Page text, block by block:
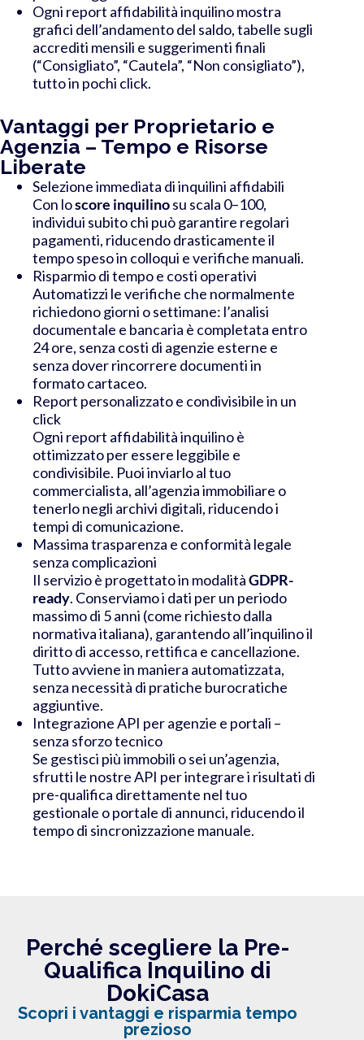
Ogni report affidabilità inquilino mostra
grafici dell’andamento del saldo, tabelle sugli
accrediti mensili e suggerimenti finali
(“Consigliato”, “Cautela”, “Non consigliato”),
tutto in pochi click.
Vantaggi per Proprietario e
Agenzia – Tempo e Risorse
Liberate
Selezione immediata di inquilini affidabili
Con loscore inquilinosu scala 0–100,
individui subito chi può garantire regolari
pagamenti, riducendo drasticamente il
tempo speso in colloqui e verifiche manuali.
Risparmio di tempo e costi operativi
Automatizzi le verifiche che normalmente
richiedono giorni o settimane: l’analisi
documentale e bancaria è completata entro
24 ore, senza costi di agenzie esterne e
senza dover rincorrere documenti in
formato cartaceo.
Report personalizzato e condivisibile in un
click
Ogni report affidabilità inquilino è
ottimizzato per essere leggibile e
condivisibile. Puoi inviarlo al tuo
commercialista, all’agenzia immobiliare o
tenerlo negli archivi digitali, riducendo i
tempi di comunicazione.
Massima trasparenza e conformità legale
senza complicazioni
Il servizio è progettato in modalitàGDPR-
ready. Conserviamo i dati per un periodo
massimo di 5 anni (come richiesto dalla
normativa italiana), garantendo all’inquilino il
diritto di accesso, rettifica e cancellazione.
Tutto avviene in maniera automatizzata,
senza necessità di pratiche burocratiche
aggiuntive.
Integrazione API per agenzie e portali –
senza sforzo tecnico
Se gestisci più immobili o sei un’agenzia,
sfrutti le nostre API per integrare i risultati di
pre-qualifica direttamente nel tuo
gestionale o portale di annunci, riducendo il
tempo di sincronizzazione manuale.
Perché scegliere la Pre-
Qualifica Inquilino di
DokiCasa
Scopri i vantaggi e risparmia tempo
prezioso